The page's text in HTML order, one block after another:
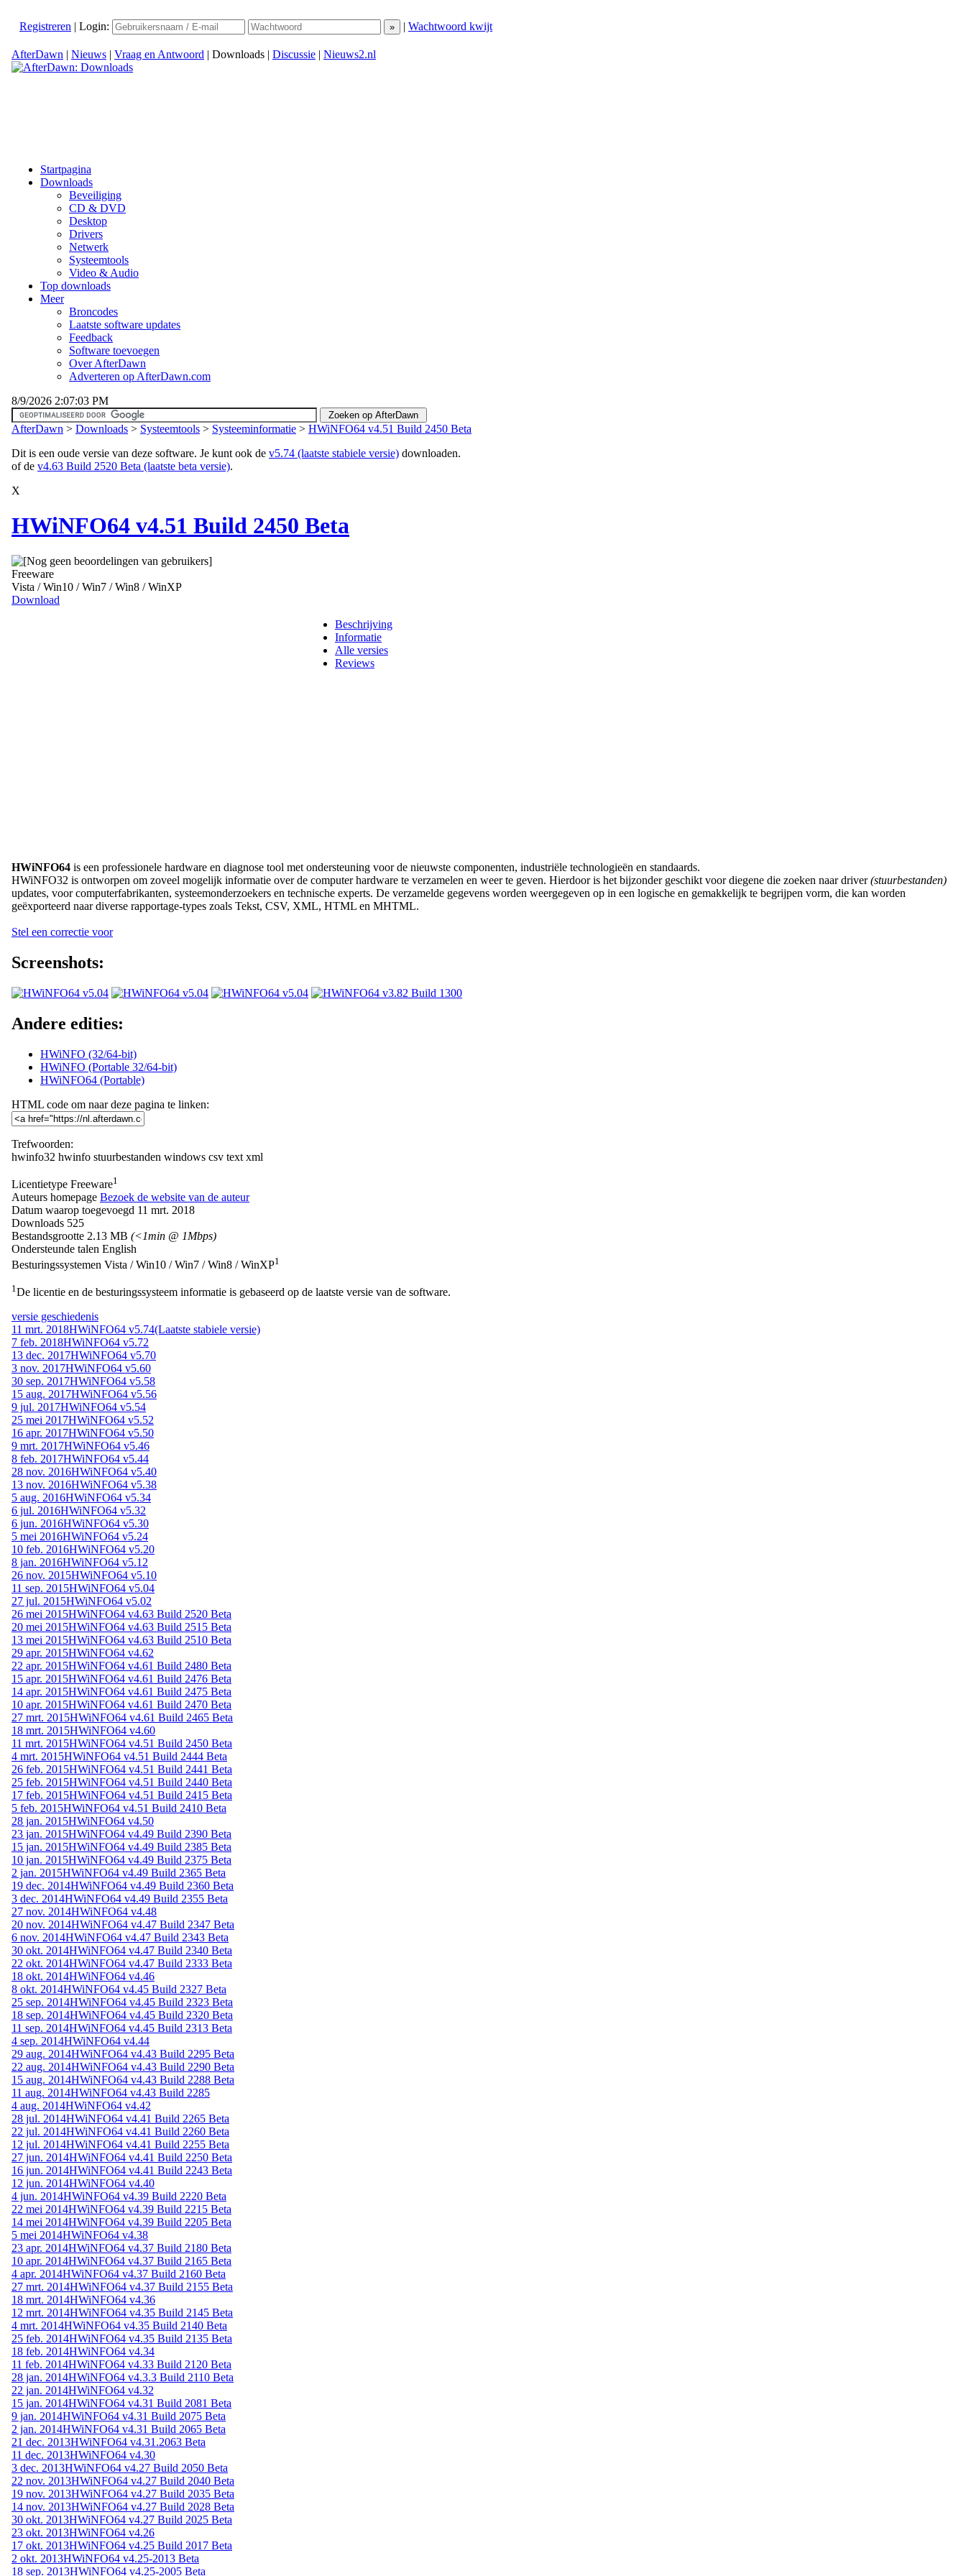
Registreren | Login: | Wachtwoord kwijt
AfterDawn | Nieuws | Vraag en Antwoord | Downloads | Discussie | Nieuws2.nl
Startpagina
Downloads
Beveiliging
CD & DVD
Desktop
Drivers
Netwerk
Systeemtools
Video & Audio
Top downloads
Meer
Broncodes
Laatste software updates
Feedback
Software toevoegen
Over AfterDawn
Adverteren op AfterDawn.com
8/9/2026 2:07:03 PM
AfterDawn > Downloads > Systeemtools > Systeeminformatie > HWiNFO64 v4.51 Build 2450 Beta
Dit is een oude versie van deze software. Je kunt ook de v5.74 (laatste stabiele versie) downloaden.
of de v4.63 Build 2520 Beta (laatste beta versie).
X
HWiNFO64 v4.51 Build 2450 Beta
Freeware
Vista / Win10 / Win7 / Win8 / WinXP
Download
Beschrijving
Informatie
Alle versies
Reviews
HWiNFO64 is een professionele hardware en diagnose tool met ondersteuning voor de nieuwste componenten, industriële technologieën en standaards.
HWiNFO32 is ontworpen om zoveel mogelijk informatie over de computer hardware te verzamelen en weer te geven. Hierdoor is het bijzonder geschikt voor diegene die zoeken naar driver(stuurbestanden)
updates, voor computerfabrikanten, systeemonderzoekers en technische experts. De verzamelde gegevens worden weergegeven op in een logische en gemakkelijk te begrijpen vorm, die kan worden
geëxporteerd naar diverse rapportage-types zoals Tekst, CSV, XML, HTML en MHTML.
Stel een correctie voor
Screenshots:
Andere edities:
HWiNFO (32/64-bit)
HWiNFO (Portable 32/64-bit)
HWiNFO64 (Portable)
HTML code om naar deze pagina te linken:
Trefwoorden:
hwinfo32 hwinfo stuurbestanden windows csv text xml
Licentietype Freeware1
Auteurs homepage Bezoek de website van de auteur
Datum waarop toegevoegd 11 mrt. 2018
Downloads 525
Bestandsgrootte 2.13 MB (<1min @ 1Mbps)
Ondersteunde talen English
Besturingssystemen Vista / Win10 / Win7 / Win8 / WinXP1
1De licentie en de besturingssysteem informatie is gebaseerd op de laatste versie van de software.
versie geschiedenis
11 mrt. 2018HWiNFO64 v5.74(Laatste stabiele versie)
7 feb. 2018HWiNFO64 v5.72
13 dec. 2017HWiNFO64 v5.70
3 nov. 2017HWiNFO64 v5.60
30 sep. 2017HWiNFO64 v5.58
15 aug. 2017HWiNFO64 v5.56
9 jul. 2017HWiNFO64 v5.54
25 mei 2017HWiNFO64 v5.52
16 apr. 2017HWiNFO64 v5.50
9 mrt. 2017HWiNFO64 v5.46
8 feb. 2017HWiNFO64 v5.44
28 nov. 2016HWiNFO64 v5.40
13 nov. 2016HWiNFO64 v5.38
5 aug. 2016HWiNFO64 v5.34
6 jul. 2016HWiNFO64 v5.32
6 jun. 2016HWiNFO64 v5.30
5 mei 2016HWiNFO64 v5.24
10 feb. 2016HWiNFO64 v5.20
8 jan. 2016HWiNFO64 v5.12
26 nov. 2015HWiNFO64 v5.10
11 sep. 2015HWiNFO64 v5.04
27 jul. 2015HWiNFO64 v5.02
26 mei 2015HWiNFO64 v4.63 Build 2520 Beta
20 mei 2015HWiNFO64 v4.63 Build 2515 Beta
13 mei 2015HWiNFO64 v4.63 Build 2510 Beta
29 apr. 2015HWiNFO64 v4.62
22 apr. 2015HWiNFO64 v4.61 Build 2480 Beta
15 apr. 2015HWiNFO64 v4.61 Build 2476 Beta
14 apr. 2015HWiNFO64 v4.61 Build 2475 Beta
10 apr. 2015HWiNFO64 v4.61 Build 2470 Beta
27 mrt. 2015HWiNFO64 v4.61 Build 2465 Beta
18 mrt. 2015HWiNFO64 v4.60
11 mrt. 2015HWiNFO64 v4.51 Build 2450 Beta
4 mrt. 2015HWiNFO64 v4.51 Build 2444 Beta
26 feb. 2015HWiNFO64 v4.51 Build 2441 Beta
25 feb. 2015HWiNFO64 v4.51 Build 2440 Beta
17 feb. 2015HWiNFO64 v4.51 Build 2415 Beta
5 feb. 2015HWiNFO64 v4.51 Build 2410 Beta
28 jan. 2015HWiNFO64 v4.50
23 jan. 2015HWiNFO64 v4.49 Build 2390 Beta
15 jan. 2015HWiNFO64 v4.49 Build 2385 Beta
10 jan. 2015HWiNFO64 v4.49 Build 2375 Beta
2 jan. 2015HWiNFO64 v4.49 Build 2365 Beta
19 dec. 2014HWiNFO64 v4.49 Build 2360 Beta
3 dec. 2014HWiNFO64 v4.49 Build 2355 Beta
27 nov. 2014HWiNFO64 v4.48
20 nov. 2014HWiNFO64 v4.47 Build 2347 Beta
6 nov. 2014HWiNFO64 v4.47 Build 2343 Beta
30 okt. 2014HWiNFO64 v4.47 Build 2340 Beta
22 okt. 2014HWiNFO64 v4.47 Build 2333 Beta
18 okt. 2014HWiNFO64 v4.46
8 okt. 2014HWiNFO64 v4.45 Build 2327 Beta
25 sep. 2014HWiNFO64 v4.45 Build 2323 Beta
18 sep. 2014HWiNFO64 v4.45 Build 2320 Beta
11 sep. 2014HWiNFO64 v4.45 Build 2313 Beta
4 sep. 2014HWiNFO64 v4.44
29 aug. 2014HWiNFO64 v4.43 Build 2295 Beta
22 aug. 2014HWiNFO64 v4.43 Build 2290 Beta
15 aug. 2014HWiNFO64 v4.43 Build 2288 Beta
11 aug. 2014HWiNFO64 v4.43 Build 2285
4 aug. 2014HWiNFO64 v4.42
28 jul. 2014HWiNFO64 v4.41 Build 2265 Beta
22 jul. 2014HWiNFO64 v4.41 Build 2260 Beta
12 jul. 2014HWiNFO64 v4.41 Build 2255 Beta
27 jun. 2014HWiNFO64 v4.41 Build 2250 Beta
16 jun. 2014HWiNFO64 v4.41 Build 2243 Beta
12 jun. 2014HWiNFO64 v4.40
4 jun. 2014HWiNFO64 v4.39 Build 2220 Beta
22 mei 2014HWiNFO64 v4.39 Build 2215 Beta
14 mei 2014HWiNFO64 v4.39 Build 2205 Beta
5 mei 2014HWiNFO64 v4.38
23 apr. 2014HWiNFO64 v4.37 Build 2180 Beta
10 apr. 2014HWiNFO64 v4.37 Build 2165 Beta
4 apr. 2014HWiNFO64 v4.37 Build 2160 Beta
27 mrt. 2014HWiNFO64 v4.37 Build 2155 Beta
18 mrt. 2014HWiNFO64 v4.36
12 mrt. 2014HWiNFO64 v4.35 Build 2145 Beta
4 mrt. 2014HWiNFO64 v4.35 Build 2140 Beta
25 feb. 2014HWiNFO64 v4.35 Build 2135 Beta
18 feb. 2014HWiNFO64 v4.34
11 feb. 2014HWiNFO64 v4.33 Build 2120 Beta
28 jan. 2014HWiNFO64 v4.3.3 Build 2110 Beta
22 jan. 2014HWiNFO64 v4.32
15 jan. 2014HWiNFO64 v4.31 Build 2081 Beta
9 jan. 2014HWiNFO64 v4.31 Build 2075 Beta
2 jan. 2014HWiNFO64 v4.31 Build 2065 Beta
21 dec. 2013HWiNFO64 v4.31.2063 Beta
11 dec. 2013HWiNFO64 v4.30
3 dec. 2013HWiNFO64 v4.27 Build 2050 Beta
22 nov. 2013HWiNFO64 v4.27 Build 2040 Beta
19 nov. 2013HWiNFO64 v4.27 Build 2035 Beta
14 nov. 2013HWiNFO64 v4.27 Build 2028 Beta
30 okt. 2013HWiNFO64 v4.27 Build 2025 Beta
23 okt. 2013HWiNFO64 v4.26
17 okt. 2013HWiNFO64 v4.25 Build 2017 Beta
2 okt. 2013HWiNFO64 v4.25-2013 Beta
18 sep. 2013HWiNFO64 v4.25-2005 Beta